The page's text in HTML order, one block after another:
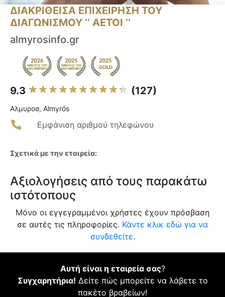
ΔΙΑΚΡΙΘΕΙΣΑ ΕΠΙΧΕΙΡΗΣΗ ΤΟΥ
ΔΙΑΓΩΝΙΣΜΟΥ ‘’ ΑΕΤΟΙ ‘’
almyrosinfo.gr
9.3 (127)
Αλμυροσ, Almyrós
Εμφάνιση αριθμού τηλεφώνου
Σχετικά με την εταιρεία:
Αξιολογήσεις από τους παρακάτω
ιστότοπους
Μόνο οι εγγεγραμμένοι χρήστες έχουν πρόσβαση
σε αυτές τις πληροφορίες. Κάντε κλικ εδώ για να
συνδεθείτε.
Αυτή είναι η εταιρεία σας?
Συγχαρητήρια! Δείτε πώς μπορείτε να λάβετε το
πακέτο βραβείων!